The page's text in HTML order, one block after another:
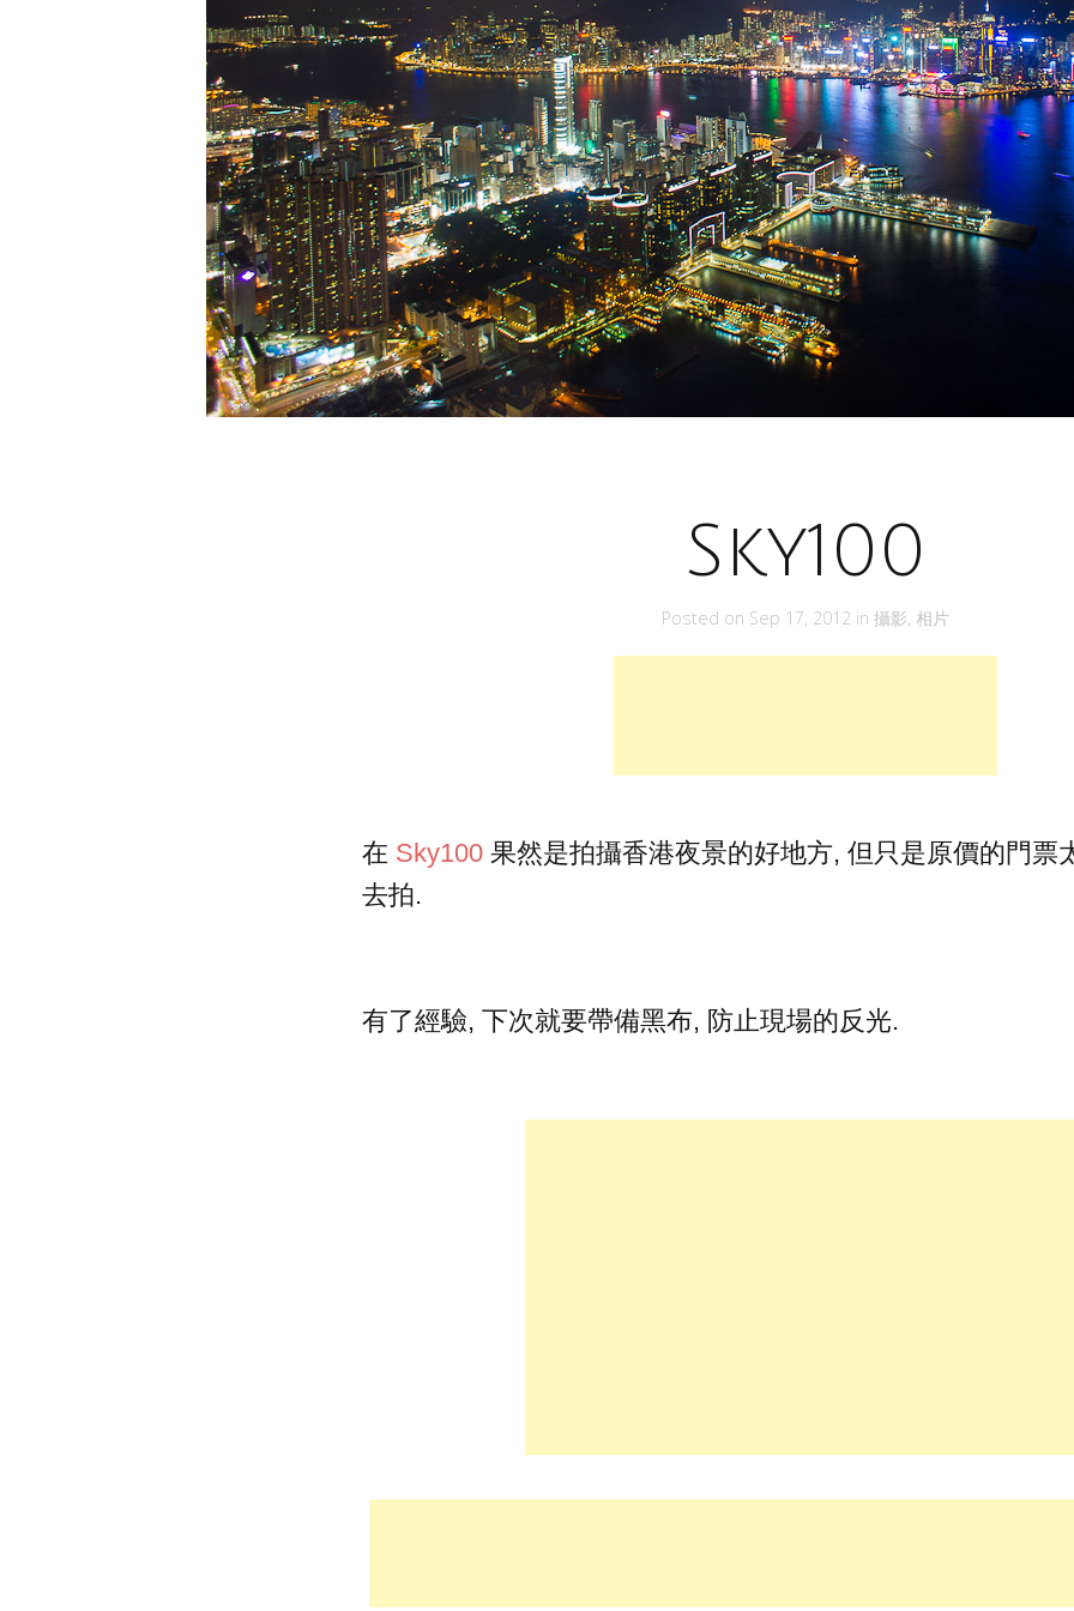
Sky100
Posted on Sep 17, 2012 in 攝影, 相片
在 Sky100 果然是拍攝香港夜景的好地方, 但只是原價的門票
去拍.
有了經驗, 下次就要帶備黑布, 防止現場的反光.